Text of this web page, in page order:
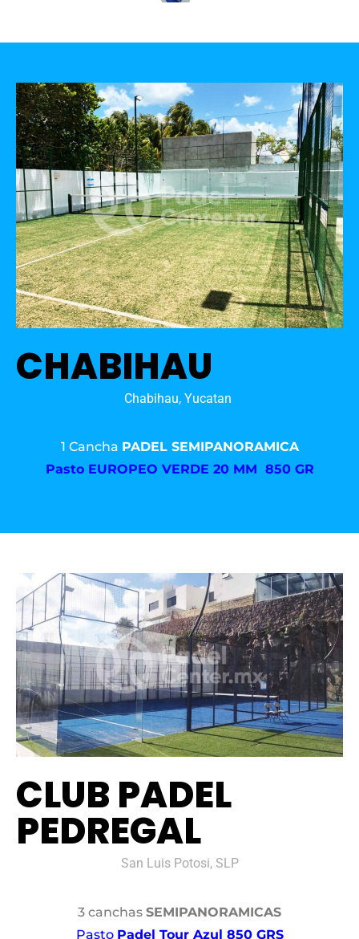
CHABIHAU
Chabihau, Yucatan
1 Cancha PADEL SEMIPANORAMICA
Pasto EUROPEO VERDE 20 MM 850 GR
CLUB PADEL
PEDREGAL
San Luis Potosi, SLP
3 canchas SEMIPANORAMICAS
Pasto Padel Tour Azul 850 GRS